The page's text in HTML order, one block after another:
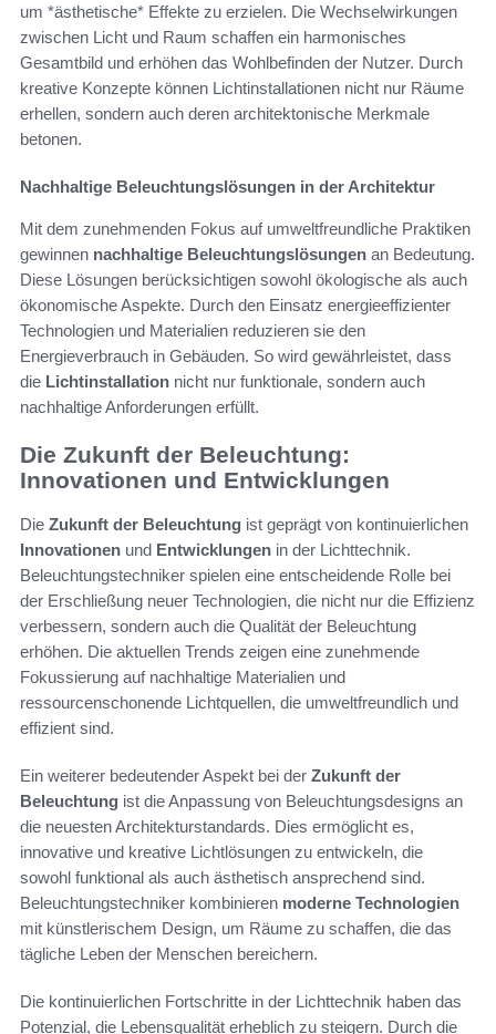
um *ästhetische* Effekte zu erzielen. Die Wechselwirkungen
zwischen Licht und Raum schaffen ein harmonisches
Gesamtbild und erhöhen das Wohlbefinden der Nutzer. Durch
kreative Konzepte können Lichtinstallationen nicht nur Räume
erhellen, sondern auch deren architektonische Merkmale
betonen.
Nachhaltige Beleuchtungslösungen in der Architektur
Mit dem zunehmenden Fokus auf umweltfreundliche Praktiken
gewinnen nachhaltige Beleuchtungslösungen an Bedeutung.
Diese Lösungen berücksichtigen sowohl ökologische als auch
ökonomische Aspekte. Durch den Einsatz energieeffizienter
Technologien und Materialien reduzieren sie den
Energieverbrauch in Gebäuden. So wird gewährleistet, dass
die Lichtinstallation nicht nur funktionale, sondern auch
nachhaltige Anforderungen erfüllt.
Die Zukunft der Beleuchtung:
Innovationen und Entwicklungen
Die Zukunft der Beleuchtung ist geprägt von kontinuierlichen
Innovationen und Entwicklungen in der Lichttechnik.
Beleuchtungstechniker spielen eine entscheidende Rolle bei
der Erschließung neuer Technologien, die nicht nur die Effizienz
verbessern, sondern auch die Qualität der Beleuchtung
erhöhen. Die aktuellen Trends zeigen eine zunehmende
Fokussierung auf nachhaltige Materialien und
ressourcenschonende Lichtquellen, die umweltfreundlich und
effizient sind.
Ein weiterer bedeutender Aspekt bei der Zukunft der
Beleuchtung ist die Anpassung von Beleuchtungsdesigns an
die neuesten Architekturstandards. Dies ermöglicht es,
innovative und kreative Lichtlösungen zu entwickeln, die
sowohl funktional als auch ästhetisch ansprechend sind.
Beleuchtungstechniker kombinieren moderne Technologien
mit künstlerischem Design, um Räume zu schaffen, die das
tägliche Leben der Menschen bereichern.
Die kontinuierlichen Fortschritte in der Lichttechnik haben das
Potenzial, die Lebensqualität erheblich zu steigern. Durch die